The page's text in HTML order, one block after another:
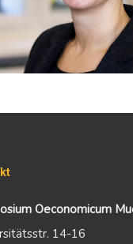
Oeconomicum
14-16